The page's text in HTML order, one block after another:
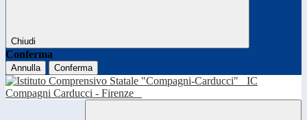
Chiudi
Conferma
Annulla Conferma
IC
Compagni Carducci - Firenze